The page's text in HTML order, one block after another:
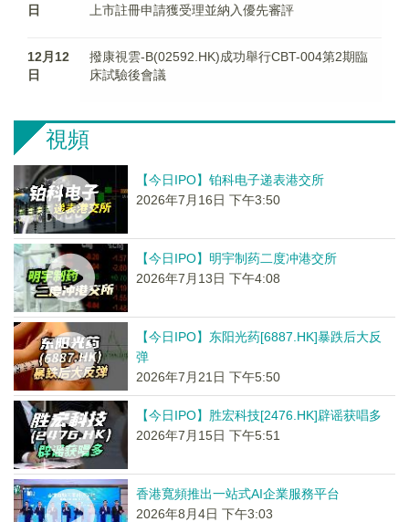
日
上市註冊申請獲受理並納入優先審評
12月12
日
撥康視雲-B(02592.HK)成功舉行CBT-004第2期臨
床試驗後會議
視頻
【今日IPO】铂科电子递表港交所
2026年7月16日 下午3:50
【今日IPO】明宇制药二度冲港交所
2026年7月13日 下午4:08
【今日IPO】东阳光药[6887.HK]暴跌后大反
弹
2026年7月21日 下午5:50
【今日IPO】胜宏科技[2476.HK]辟谣获唱多
2026年7月15日 下午5:51
香港寬頻推出一站式AI企業服務平台
2026年8月4日 下午3:03